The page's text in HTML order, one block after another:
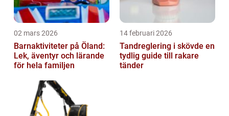
02 mars 2026
Barnaktiviteter på Öland:
Lek, äventyr och lärande
för hela familjen
14 februari 2026
Tandreglering i skövde en
tydlig guide till rakare
tänder